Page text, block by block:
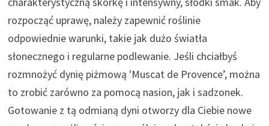
rozpocząć uprawę, należy zapewnić roślinie
odpowiednie warunki, takie jak dużo światła
słonecznego i regularne podlewanie. Jeśli chciałbyś
rozmnożyć dynię piżmową 'Muscat de Provence’, można
to zrobić zarówno za pomocą nasion, jak i sadzonek.
Gotowanie z tą odmianą dyni otworzy dla Ciebie nowe